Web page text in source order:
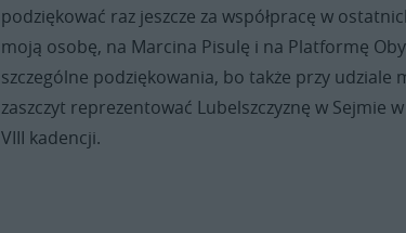
podziękować raz jeszcze za współpracę w
moją osobę, na Marcina Pisulę i na Platformę
szczególne podziękowania, bo także przy udziale
zaszczyt reprezentować Lubelszczyznę w Sejmie
VIII kadencji.